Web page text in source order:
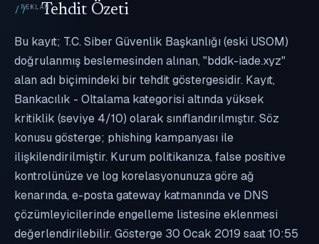
Tehdit Özeti
Bu kayıt; T.C. Siber Güvenlik Başkanlığı (eski USOM)
doğrulanmış beslemesinden alınan, "bddk-iade.xyz"
alan adı biçimindeki bir tehdit göstergesidir. Kayıt,
Bankacılık - Oltalama kategorisi altında yüksek
kritiklik (seviye 4/10) olarak sınıflandırılmıştır. Söz
konusu gösterge; phishing kampanyası ile
ilişkilendirilmiştir. Kurum politikanıza, false positive
kontrolünüze ve log korelasyonunuza göre ağ
kenarında, e-posta gateway katmanında ve DNS
çözümleyicilerinde engelleme listesine eklenmesi
değerlendirilebilir. Gösterge 30 Ocak 2019 saat 10:55